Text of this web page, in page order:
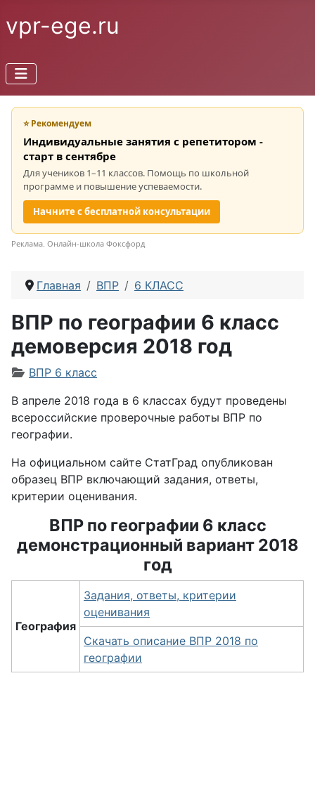
vpr-ege.ru
⭐ Рекомендуем
Индивидуальные занятия с репетитором -
старт в сентябре
Для учеников 1–11 классов. Помощь по школьной
программе и повышение успеваемости.
Начните с бесплатной консультации
Реклама. Онлайн-школа Фоксфорд
Главная ВПР 6 КЛАСС
ВПР по географии 6 класс
демоверсия 2018 год
Информация о материале
ВПР 6 класс
В апреле 2018 года в 6 классах будут проведены
всероссийские проверочные работы ВПР по
географии.
На официальном сайте СтатГрад опубликован
образец ВПР включающий задания, ответы,
критерии оценивания.
ВПР по географии 6 класс
демонстрационный вариант 2018
год
География
Задания, ответы, критерии
оценивания
Скачать описание ВПР 2018 по
географии